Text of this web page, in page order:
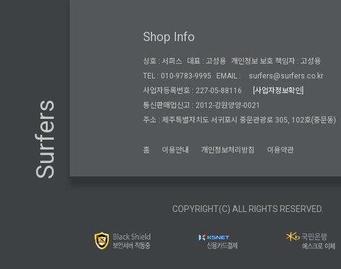
Surfers
Shop Info
상호 : 서퍼스 대표 : 고성용 개인정보 보호 책임자 : 고성용
TEL : 010-9783-9995
EMAIL :
surfers@surfers.co.kr
사업자등록번호 : 227-05-88116
[사업자정보확인]
통신판매업신고 : 2012-강원양양-0021
주소 : 제주특별자치도 서귀포시 중문관광로 305, 102호(중문동)
홈 이용안내 개인정보처리방침 이용약관
COPYRIGHT(C) ALL RIGHTS RESERVED.